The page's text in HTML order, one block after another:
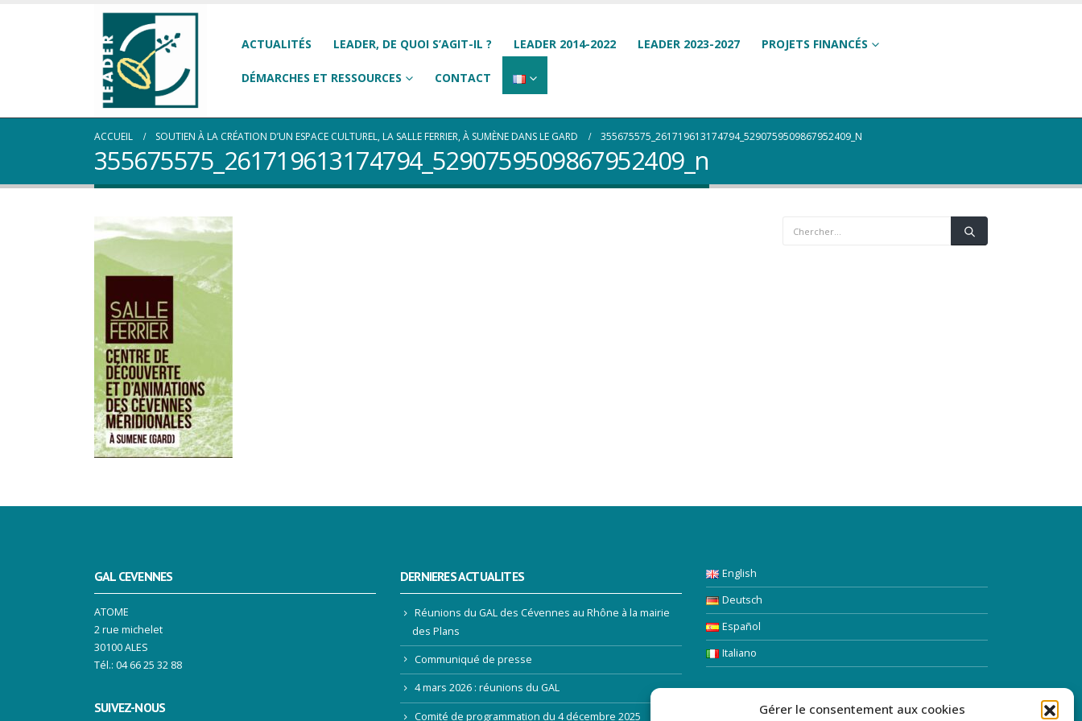
Gérer le consentement aux cookies
ACTUALITÉS LEADER, DE QUOI S’AGIT-IL ? LEADER 2014-2022 LEADER 2023-2027 PROJETS FINANCÉS
DÉMARCHES ET RESSOURCES CONTACT
ACCUEIL SOUTIEN À LA CRÉATION D’UN ESPACE CULTUREL, LA SALLE FERRIER, À SUMÈNE DANS LE GARD 355675575_261719613174794_5290759509867952409_N
355675575_261719613174794_5290759509867952409_n
GAL CEVENNES
ATOME
2 rue michelet
30100 ALES
Tél.: 04 66 25 32 88
SUIVEZ-NOUS
DERNIERES ACTUALITES
Réunions du GAL des Cévennes au Rhône à la mairie
des Plans
Communiqué de presse
4 mars 2026 : réunions du GAL
Comité de programmation du 4 décembre 2025
English
Deutsch
Español
Italiano